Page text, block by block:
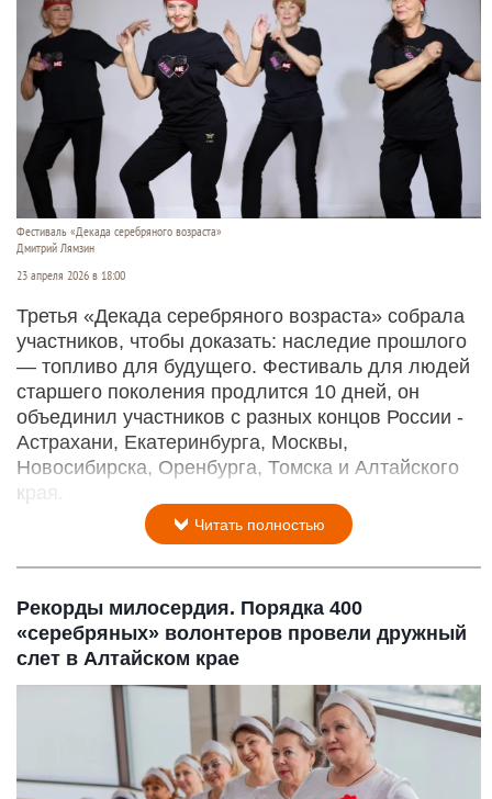
Фестиваль «Декада серебряного возраста»
Дмитрий Лямзин
23 апреля 2026 в 18:00
Третья «Декада серебряного возраста» собрала
участников, чтобы доказать: наследие прошлого
— топливо для будущего. Фестиваль для людей
старшего поколения продлится 10 дней, он
объединил участников с разных концов России -
Астрахани, Екатеринбурга, Москвы,
Новосибирска, Оренбурга, Томска и Алтайского
края.
Читать полностью
Рекорды милосердия. Порядка 400
«серебряных» волонтеров провели дружный
слет в Алтайском крае